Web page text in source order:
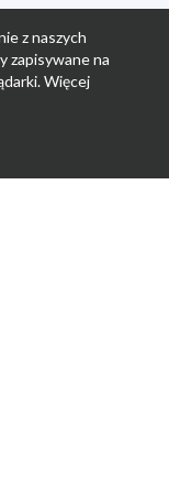
z naszych
zapisywane na
Więcej